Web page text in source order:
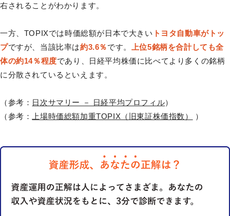
右されることがわかります。
一方、TOPIXでは時価総額が日本で大きい トヨタ自動車がトッ
プですが、当該比率は約3.6％です。
上位5銘柄を合計しても全
体の約14％程度であり、日経平均株価に比べてより多くの銘柄
に分散されているといえます。
（参考： 日次サマリー － 日経平均プロフィル）
（参考：
上場時価総額加重TOPIX（旧東証株価指数） ）